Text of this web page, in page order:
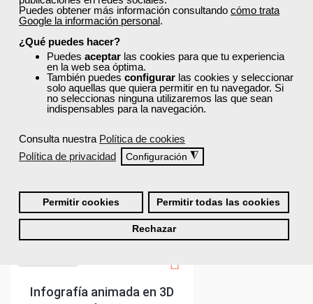
Puedes obtener más información consultando cómo trata
Google la información personal.
¿Qué puedes hacer?
Puedes aceptar las cookies para que tu experiencia
en la web sea óptima.
También puedes configurar las cookies y seleccionar
solo aquellas que quiera permitir en tu navegador. Si
no seleccionas ninguna utilizaremos las que sean
indispensables para la navegación.
Consulta nuestra Política de cookies
Política de privacidad
Configuración ◮
Permitir cookies Permitir todas las cookies
Rechazar